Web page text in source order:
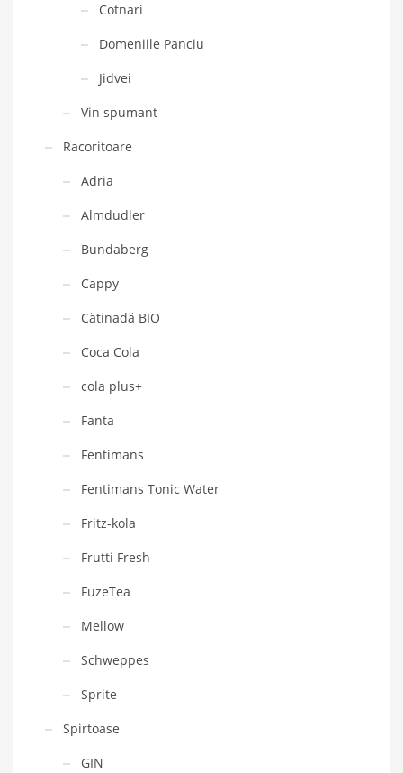
Cotnari
Domeniile Panciu
Jidvei
Vin spumant
Racoritoare
Adria
Almdudler
Bundaberg
Cappy
Cătinadă BIO
Coca Cola
cola plus+
Fanta
Fentimans
Fentimans Tonic Water
Fritz-kola
Frutti Fresh
FuzeTea
Mellow
Schweppes
Sprite
Spirtoase
GIN